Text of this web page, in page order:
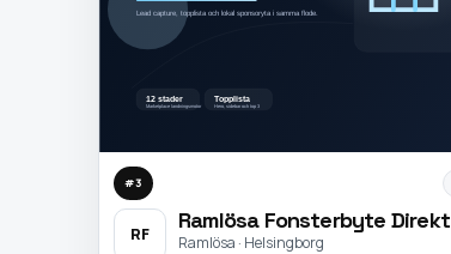
#3
RF
Ramlösa Fonsterbyte Direkt
Ramlösa · Helsingborg